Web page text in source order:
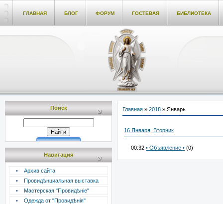
ГЛАВНАЯ БЛОГ ФОРУМ ГОСТЕВАЯ БИБЛИОТЕКА
Поиск
Навигация
•
Архив сайта
•
Провидѣнциальная выставка
•
Мастерская "Провидѣніе"
•
Одежда от "Провидѣнія"
Главная » 2018 » Январь
16 Января, Вторник
00:32 • Объявление • (0)